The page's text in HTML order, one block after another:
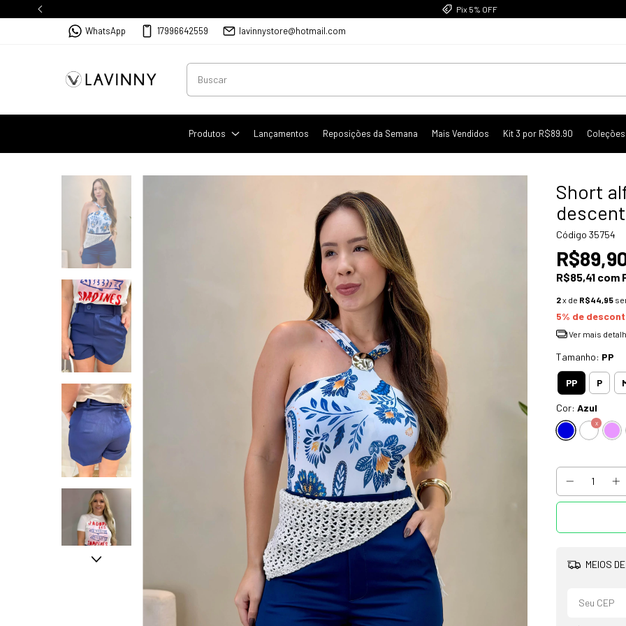
Pix 5% OFF
WhatsApp 17996642559 lavinnystore@hotmail.com
Produtos Lançamentos Reposições da Semana Mais Vendidos Kit 3 por R$89.90 Coleções
Short
Código 35754
R$85,41 com
2x de R$44,95
5% de
Ver mais
Tamanho: PP
PP P
Cor: Azul
MEIOS